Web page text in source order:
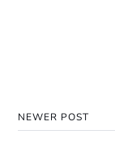
NEWER POST